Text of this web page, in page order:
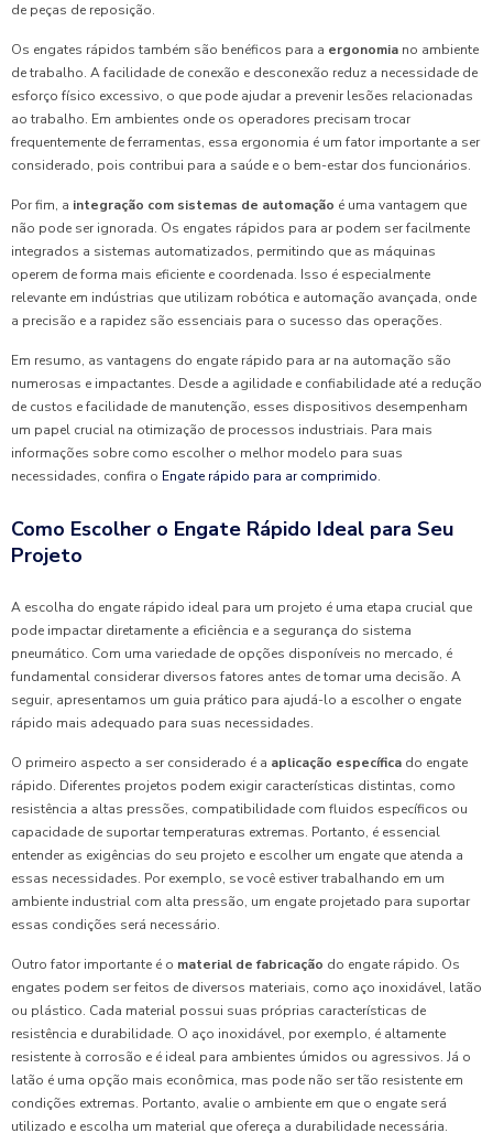
de peças de reposição.
Os engates rápidos também são benéficos para a ergonomia no ambiente
de trabalho. A facilidade de conexão e desconexão reduz a necessidade de
esforço físico excessivo, o que pode ajudar a prevenir lesões relacionadas
ao trabalho. Em ambientes onde os operadores precisam trocar
frequentemente de ferramentas, essa ergonomia é um fator importante a ser
considerado, pois contribui para a saúde e o bem-estar dos funcionários.
Por fim, a integração com sistemas de automação é uma vantagem que
não pode ser ignorada. Os engates rápidos para ar podem ser facilmente
integrados a sistemas automatizados, permitindo que as máquinas
operem de forma mais eficiente e coordenada. Isso é especialmente
relevante em indústrias que utilizam robótica e automação avançada, onde
a precisão e a rapidez são essenciais para o sucesso das operações.
Em resumo, as vantagens do engate rápido para ar na automação são
numerosas e impactantes. Desde a agilidade e confiabilidade até a redução
de custos e facilidade de manutenção, esses dispositivos desempenham
um papel crucial na otimização de processos industriais. Para mais
informações sobre como escolher o melhor modelo para suas
necessidades, confira o Engate rápido para ar comprimido.
Como Escolher o Engate Rápido Ideal para Seu
Projeto
A escolha do engate rápido ideal para um projeto é uma etapa crucial que
pode impactar diretamente a eficiência e a segurança do sistema
pneumático. Com uma variedade de opções disponíveis no mercado, é
fundamental considerar diversos fatores antes de tomar uma decisão. A
seguir, apresentamos um guia prático para ajudá-lo a escolher o engate
rápido mais adequado para suas necessidades.
O primeiro aspecto a ser considerado é a aplicação específica do engate
rápido. Diferentes projetos podem exigir características distintas, como
resistência a altas pressões, compatibilidade com fluidos específicos ou
capacidade de suportar temperaturas extremas. Portanto, é essencial
entender as exigências do seu projeto e escolher um engate que atenda a
essas necessidades. Por exemplo, se você estiver trabalhando em um
ambiente industrial com alta pressão, um engate projetado para suportar
essas condições será necessário.
Outro fator importante é o material de fabricação do engate rápido. Os
engates podem ser feitos de diversos materiais, como aço inoxidável, latão
ou plástico. Cada material possui suas próprias características de
resistência e durabilidade. O aço inoxidável, por exemplo, é altamente
resistente à corrosão e é ideal para ambientes úmidos ou agressivos. Já o
latão é uma opção mais econômica, mas pode não ser tão resistente em
condições extremas. Portanto, avalie o ambiente em que o engate será
utilizado e escolha um material que ofereça a durabilidade necessária.